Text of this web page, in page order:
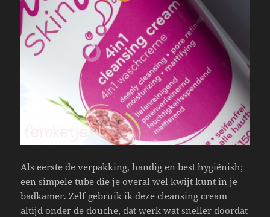
Als eerste de verpakking, handig en best hygiënish;
een simpele tube die je overal wel kwijt kunt in je
badkamer. Zelf gebruik ik deze cleansing cream
altijd onder de douche, dat werk wat sneller doordat